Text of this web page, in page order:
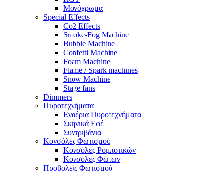
Μονόχρωμα
Special Effects
Co2 Effects
Smoke-Fog Machine
Bubble Machine
Confetti Machine
Foam Machine
Flame / Spark machines
Snow Machine
Stage fans
Dimmers
Πυροτεχνήματα
Εναέρια Πυροτεχνήματα
Σκηνικά Εφέ
Συντριβάνια
Κονσόλες Φωτισμού
Κονσόλες Ρομποτικών
Κονσόλες Φώτων
Προβολείς Φωτισμού